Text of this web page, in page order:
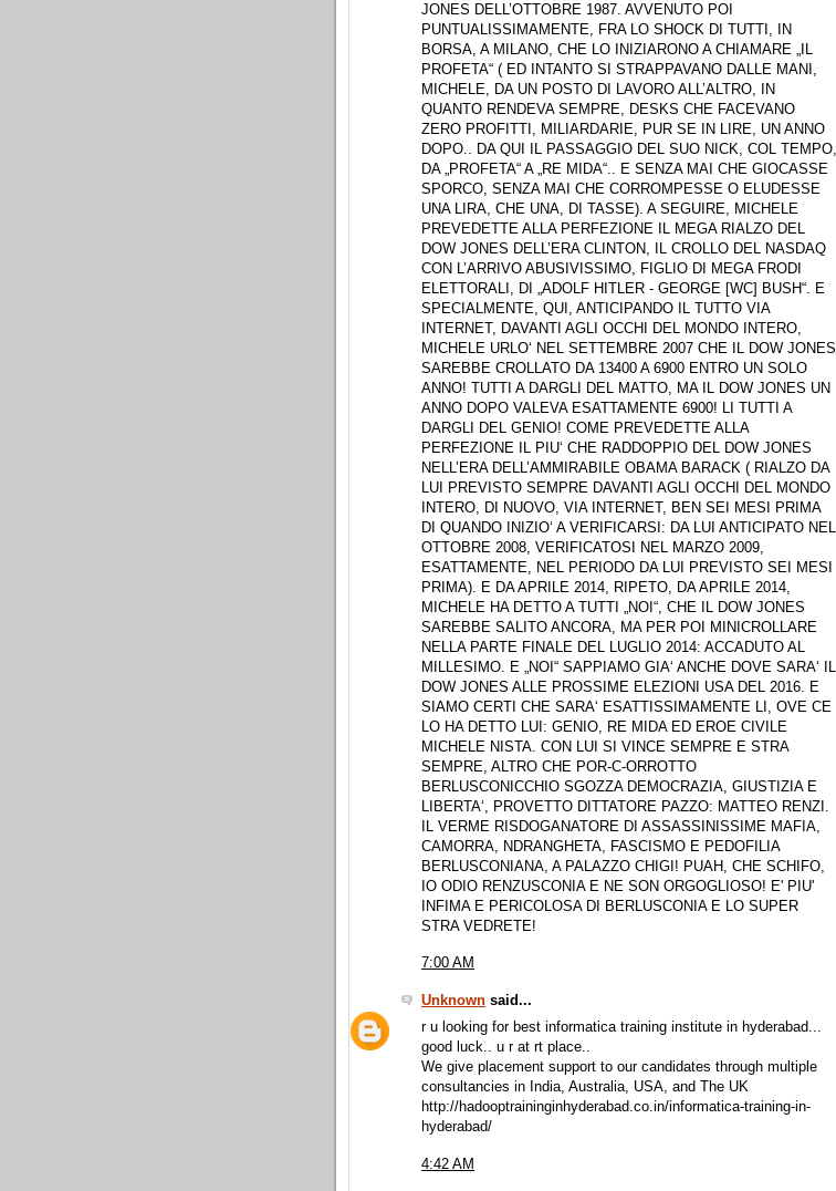
JONES DELL’OTTOBRE 1987. AVVENUTO POI
PUNTUALISSIMAMENTE, FRA LO SHOCK DI TUTTI, IN
BORSA, A MILANO, CHE LO INIZIARONO A CHIAMARE „IL
PROFETA“ ( ED INTANTO SI STRAPPAVANO DALLE MANI,
MICHELE, DA UN POSTO DI LAVORO ALL’ALTRO, IN
QUANTO RENDEVA SEMPRE, DESKS CHE FACEVANO
ZERO PROFITTI, MILIARDARIE, PUR SE IN LIRE, UN ANNO
DOPO.. DA QUI IL PASSAGGIO DEL SUO NICK, COL TEMPO,
DA „PROFETA“ A „RE MIDA“.. E SENZA MAI CHE GIOCASSE
SPORCO, SENZA MAI CHE CORROMPESSE O ELUDESSE
UNA LIRA, CHE UNA, DI TASSE). A SEGUIRE, MICHELE
PREVEDETTE ALLA PERFEZIONE IL MEGA RIALZO DEL
DOW JONES DELL’ERA CLINTON, IL CROLLO DEL NASDAQ
CON L’ARRIVO ABUSIVISSIMO, FIGLIO DI MEGA FRODI
ELETTORALI, DI „ADOLF HITLER - GEORGE [WC] BUSH“. E
SPECIALMENTE, QUI, ANTICIPANDO IL TUTTO VIA
INTERNET, DAVANTI AGLI OCCHI DEL MONDO INTERO,
MICHELE URLO‘ NEL SETTEMBRE 2007 CHE IL DOW JONES
SAREBBE CROLLATO DA 13400 A 6900 ENTRO UN SOLO
ANNO! TUTTI A DARGLI DEL MATTO, MA IL DOW JONES UN
ANNO DOPO VALEVA ESATTAMENTE 6900! LI TUTTI A
DARGLI DEL GENIO! COME PREVEDETTE ALLA
PERFEZIONE IL PIU‘ CHE RADDOPPIO DEL DOW JONES
NELL’ERA DELL’AMMIRABILE OBAMA BARACK ( RIALZO DA
LUI PREVISTO SEMPRE DAVANTI AGLI OCCHI DEL MONDO
INTERO, DI NUOVO, VIA INTERNET, BEN SEI MESI PRIMA
DI QUANDO INIZIO‘ A VERIFICARSI: DA LUI ANTICIPATO NEL
OTTOBRE 2008, VERIFICATOSI NEL MARZO 2009,
ESATTAMENTE, NEL PERIODO DA LUI PREVISTO SEI MESI
PRIMA). E DA APRILE 2014, RIPETO, DA APRILE 2014,
MICHELE HA DETTO A TUTTI „NOI“, CHE IL DOW JONES
SAREBBE SALITO ANCORA, MA PER POI MINICROLLARE
NELLA PARTE FINALE DEL LUGLIO 2014: ACCADUTO AL
MILLESIMO. E „NOI“ SAPPIAMO GIA‘ ANCHE DOVE SARA‘ IL
DOW JONES ALLE PROSSIME ELEZIONI USA DEL 2016. E
SIAMO CERTI CHE SARA‘ ESATTISSIMAMENTE LI, OVE CE
LO HA DETTO LUI: GENIO, RE MIDA ED EROE CIVILE
MICHELE NISTA. CON LUI SI VINCE SEMPRE E STRA
SEMPRE, ALTRO CHE POR-C-ORROTTO
BERLUSCONICCHIO SGOZZA DEMOCRAZIA, GIUSTIZIA E
LIBERTA‘, PROVETTO DITTATORE PAZZO: MATTEO RENZI.
IL VERME RISDOGANATORE DI ASSASSINISSIME MAFIA,
CAMORRA, NDRANGHETA, FASCISMO E PEDOFILIA
BERLUSCONIANA, A PALAZZO CHIGI! PUAH, CHE SCHIFO,
IO ODIO RENZUSCONIA E NE SON ORGOGLIOSO! E' PIU'
INFIMA E PERICOLOSA DI BERLUSCONIA E LO SUPER
STRA VEDRETE!
7:00 AM
Unknown said...
r u looking for best informatica training institute in hyderabad...
good luck.. u r at rt place..
We give placement support to our candidates through multiple
consultancies in India, Australia, USA, and The UK
http://hadooptraininginhyderabad.co.in/informatica-training-in-
hyderabad/
4:42 AM